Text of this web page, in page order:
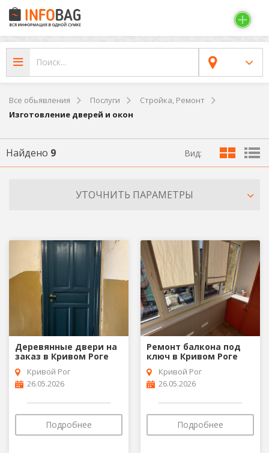
Все обьявления Послуги
Стройка, Ремонт
Изготовление дверей и окон
Найдено 9 Вид:
УТОЧНИТЬ ПАРАМЕТРЫ
Деревянные двери на
заказ в Кривом Роге
Кривой Рог
26.05.2026
Подробнее
Ремонт балкона под
ключ в Кривом Роге
Кривой Рог
26.05.2026
Подробнее